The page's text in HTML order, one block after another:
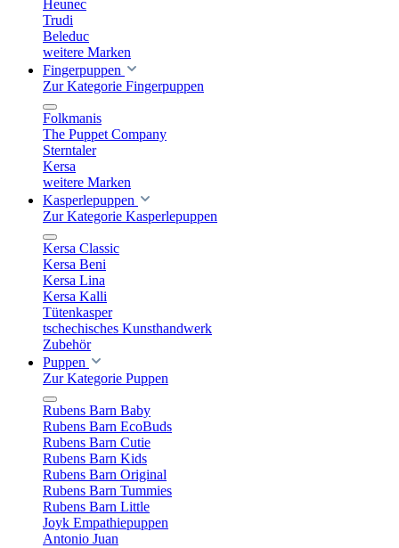
Heunec
Trudi
Beleduc
weitere Marken
Fingerpuppen
Zur Kategorie Fingerpuppen
Folkmanis
The Puppet Company
Sterntaler
Kersa
weitere Marken
Kasperlepuppen
Zur Kategorie Kasperlepuppen
Kersa Classic
Kersa Beni
Kersa Lina
Kersa Kalli
Tütenkasper
tschechisches Kunsthandwerk
Zubehör
Puppen
Zur Kategorie Puppen
Rubens Barn Baby
Rubens Barn EcoBuds
Rubens Barn Cutie
Rubens Barn Kids
Rubens Barn Original
Rubens Barn Tummies
Rubens Barn Little
Joyk Empathiepuppen
Antonio Juan